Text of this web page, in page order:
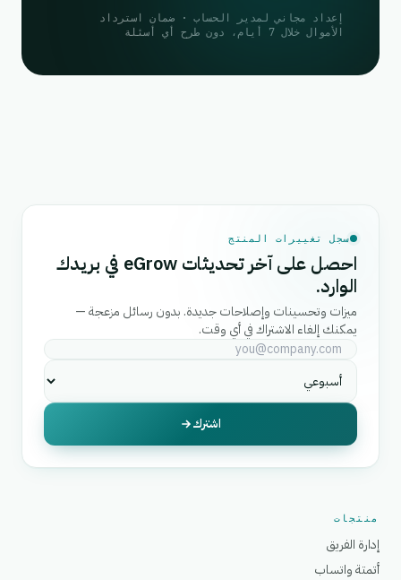
إعداد مجاني لمدير الحساب · ضمان استرداد
الأموال خلال 7 أيام، دون طرح أي أسئلة
سجل تغييرات المنتج
احصل على آخر تحديثات eGrow في بريدك
الوارد.
ميزات وتحسينات وإصلاحات جديدة. بدون رسائل مزعجة —
يمكنك إلغاء الاشتراك في أي وقت.
اشترك
منتجات
إدارة الفريق
أتمتة واتساب